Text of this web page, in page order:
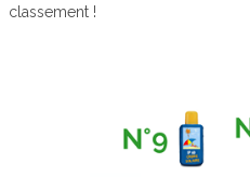
classement !